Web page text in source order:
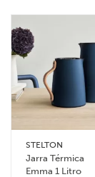
STELTON
Jarra Térmica
Emma 1 Litro